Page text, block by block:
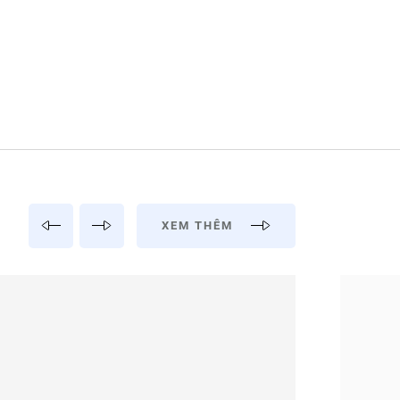
XEM THÊM